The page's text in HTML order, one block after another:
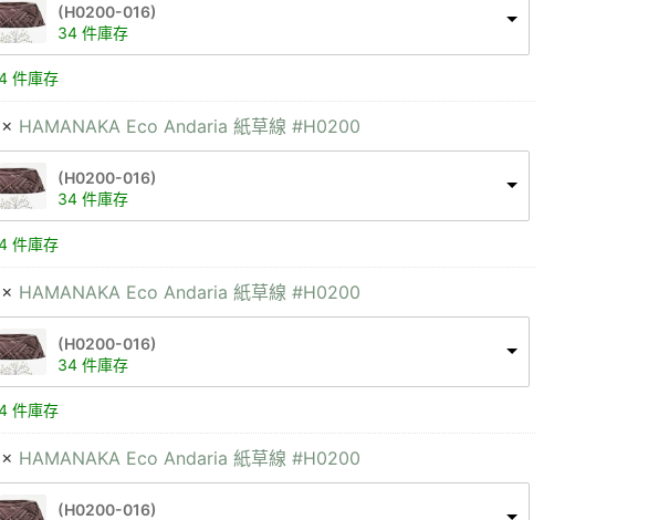
(H0200-016)
34 件庫存
件庫存
HAMANAKA Eco Andaria 紙草線 #H0200
(H0200-016)
34 件庫存
件庫存
HAMANAKA Eco Andaria 紙草線 #H0200
(H0200-016)
34 件庫存
件庫存
HAMANAKA Eco Andaria 紙草線 #H0200
(H0200-016)